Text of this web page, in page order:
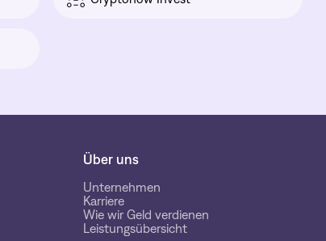
Über uns
Unternehmen
Karriere
Wie wir Geld verdienen
Leistungsübersicht